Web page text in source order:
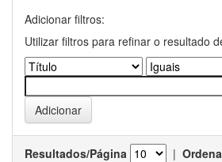
Adicionar filtros:
Utilizar filtros para refinar o resultado
Resultados/Página |